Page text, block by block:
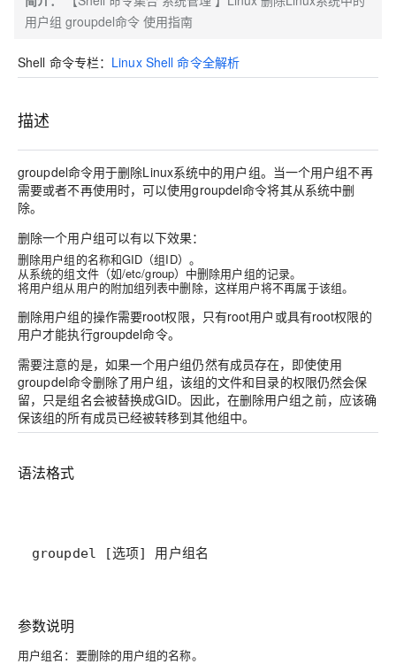
用户组 groupdel命令 使用指南
Shell 命令专栏： Linux Shell 命令全解析
描述
groupdel命令用于删除Linux系统中的用户组。当一个用户组不再
需要或者不再使用时，可以使用groupdel命令将其从系统中删
除。
删除一个用户组可以有以下效果：
删除用户组的名称和GID（组ID）。
从系统的组文件（如/etc/group）中删除用户组的记录。
将用户组从用户的附加组列表中删除，这样用户将不再属于该组。
删除用户组的操作需要root权限，只有root用户或具有root权限的
用户才能执行groupdel命令。
需要注意的是，如果一个用户组仍然有成员存在，即使使用
groupdel命令删除了用户组，该组的文件和目录的权限仍然会保
留，只是组名会被替换成GID。因此，在删除用户组之前，应该确
保该组的所有成员已经被转移到其他组中。
语法格式
groupdel [选项] 用户组名
参数说明
用户组名：要删除的用户组的名称。